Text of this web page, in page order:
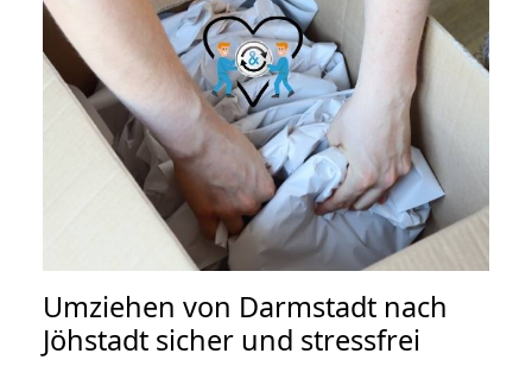
Umziehen von Darmstadt nach
Jöhstadt sicher und stressfrei